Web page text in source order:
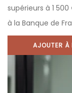
supérieurs à 1
à la Banque de
AJOUTER À